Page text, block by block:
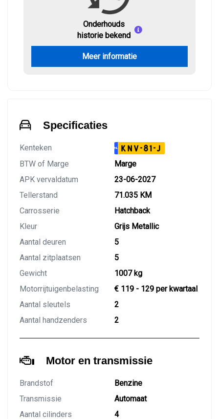
Onderhouds
historie bekend
Meer informatie
Specificaties
Kenteken NL KNV-81-J
BTW of Marge
Marge
APK vervaldatum
23-06-2027
Tellerstand
71.035 KM
Carrosserie
Hatchback
Kleur
Grijs Metallic
Aantal deuren
5
Aantal zitplaatsen
5
Gewicht
1007 kg
Motorrijtuigenbelasting
€ 119 - 129 per kwartaal
Aantal sleutels
2
Aantal handzenders
2
Motor en transmissie
Brandstof
Benzine
Transmissie
Automaat
Aantal cilinders
4